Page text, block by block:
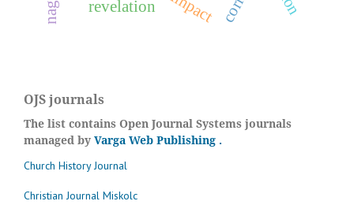
revelation
OJS journals
The list contains Open Journal Systems journals
managed by Varga Web Publishing .
Church History Journal
Christian Journal Miskolc